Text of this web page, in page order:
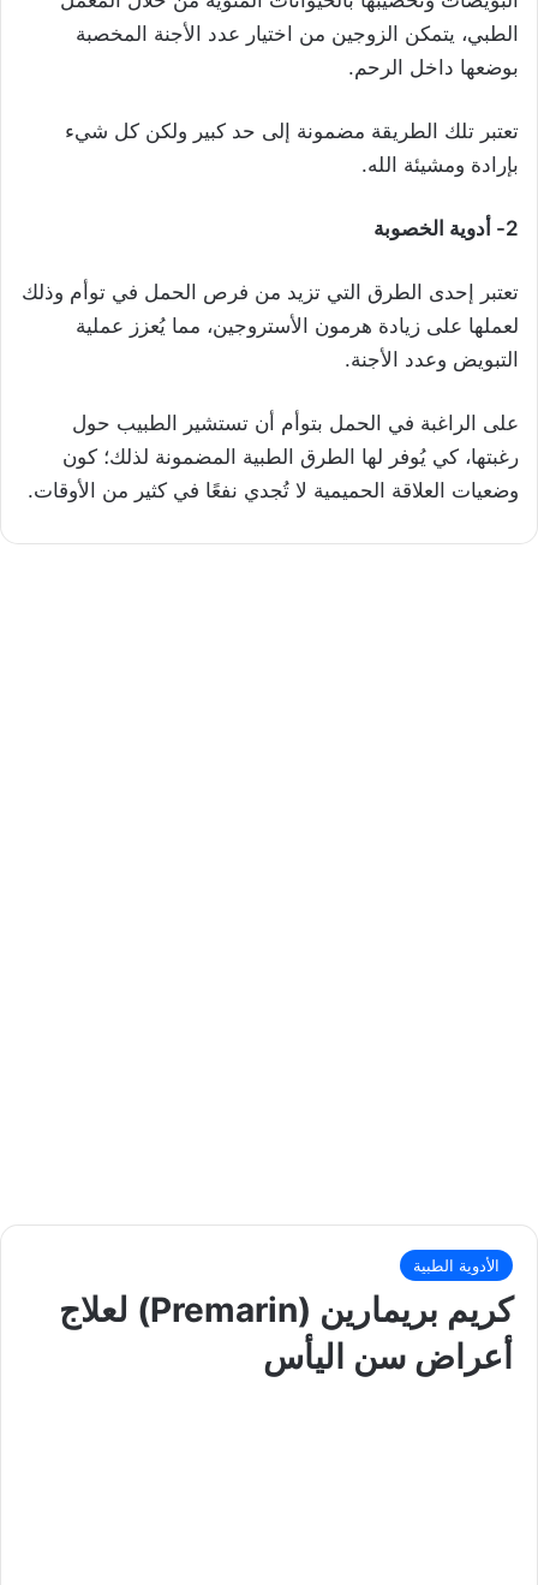
الطبي، يتمكن الزوجين من اختيار عدد الأجنة المخصبة
بوضعها داخل الرحم.
تعتبر تلك الطريقة مضمونة إلى حد كبير ولكن كل شيء
بإرادة ومشيئة الله.
2- أدوية الخصوبة
تعتبر إحدى الطرق التي تزيد من فرص الحمل في توأم وذلك
لعملها على زيادة هرمون الأستروجين، مما يُعزز عملية
التبويض وعدد الأجنة.
على الراغبة في الحمل بتوأم أن تستشير الطبيب حول
رغبتها، كي يُوفر لها الطرق الطبية المضمونة لذلك؛ كون
وضعيات العلاقة الحميمية لا تُجدي نفعًا في كثير من الأوقات.